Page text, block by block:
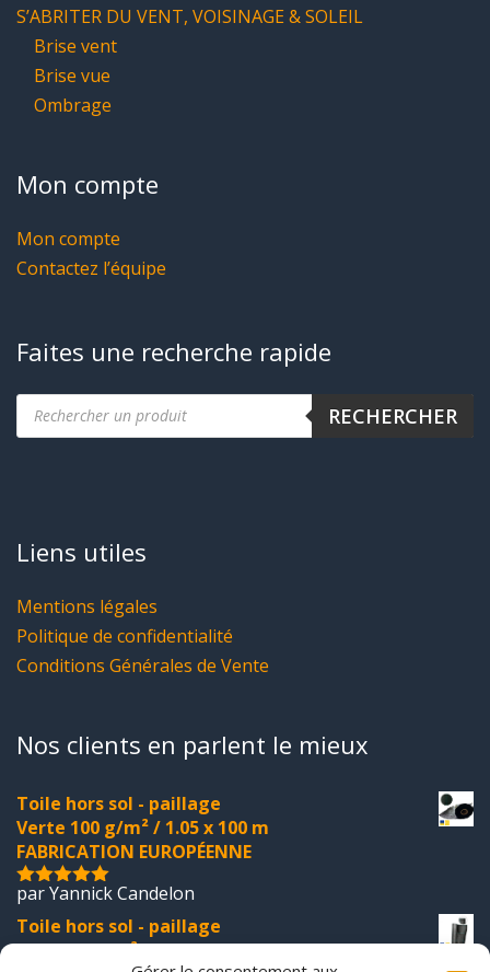
S’ABRITER DU VENT, VOISINAGE & SOLEIL
Brise vent
Brise vue
Ombrage
Mon compte
Mon compte
Contactez l’équipe
Faites une recherche rapide
Recherche
de
produits
RECHERCHER
Liens utiles
Mentions légales
Politique de confidentialité
Conditions Générales de Vente
Nos clients en parlent le mieux
Toile hors sol - paillage
Verte 100 g/m² / 1.05 x 100 m
FABRICATION EUROPÉENNE
5sur 5
par Yannick Candelon
Toile hors sol - paillage
Noir 100 g/m² / 1.05 x 100 m